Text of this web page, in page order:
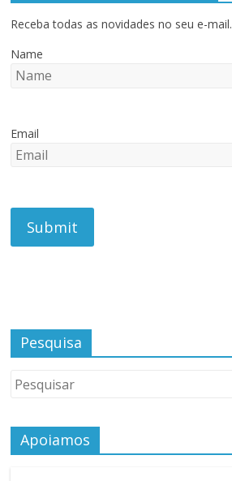
Receba todas as novidades no seu e-mail.
Name
Email
Pesquisa
Apoiamos